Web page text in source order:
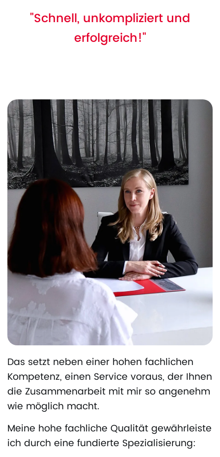
"Schnell, unkompliziert und
erfolgreich!"
Das setzt neben einer hohen fachlichen
Kompetenz, einen Service voraus, der Ihnen
die Zusammenarbeit mit mir so angenehm
wie möglich macht.
Meine hohe fachliche Qualität gewährleiste
ich durch eine fundierte Spezialisierung: